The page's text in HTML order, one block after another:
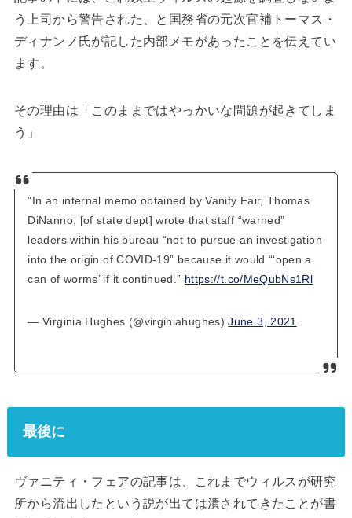
う上司から警告された、と国務省の元次官補トーマス・
ディナンノ氏が記した内部メモがあったことを伝えてい
ます。
その理由は「このままではやっかいな問題が起きてしま
う」
"In an internal memo obtained by Vanity Fair, Thomas
DiNanno, [of state dept] wrote that staff “warned”
leaders within his bureau “not to pursue an investigation
into the origin of COVID-19” because it would “‘open a
can of worms’ if it continued.” https://t.co/MeQubNs1Rl
— Virginia Hughes (@virginiahughes)June 3, 2021
最後に
ヴァニティ・フェアの記事は、これまでウィルスが研究
所から流出したという説が出ては潰されてきたことが書